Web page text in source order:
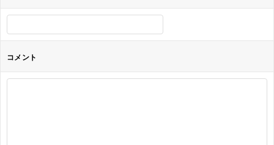
コメント